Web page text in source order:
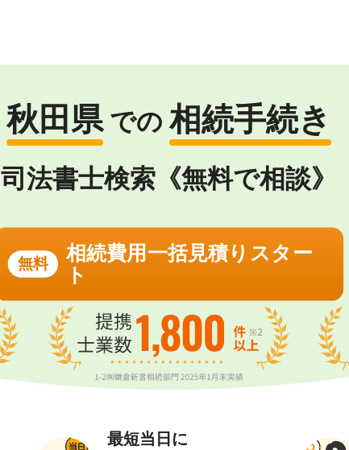
秋田県 での 相続手続き
司法書士検索《無料で相談》
無料
相続費用一括見積りスター
ト
最短当日に